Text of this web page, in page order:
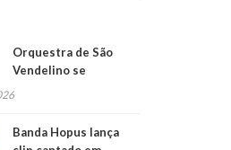
Orquestra de São
Vendelino se
apresenta na
Banda Hopus lança